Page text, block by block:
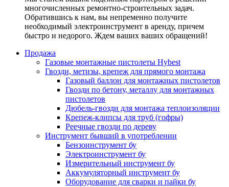
многочисленных ремонтно-строительных задач.
Обратившись к нам, вы непременно получите
необходимый электроинструмент в аренду, причем
быстро и недорого. Ждем ваших ваших обращений!
Продажа
Газовые монтажные пистолеты Hybest
Гвозди, метизы, крепеж для прямого монтажа
Газовый баллон для монтажных пистолетов
Гвозди по бетону, металлу для монтажных
пистолетов
Дюбель-гвозди для монтажа теплоизоляции
Крепеж-клипсы для труб (гофры)
Реечные гвозди по дереву
Инструмент бывший в употреблении
Бензоинструмент бу
Электроинструмент бу
Измерительный инструмент бу
Аккумуляторный инструмент бу
Оборудование для сварки и пайки бу